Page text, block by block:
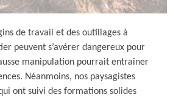
de travail et des outillages à
peuvent s’avérer dangereux pour
manipulation pourrait entraîner
Néanmoins, nos paysagistes
ont suivi des formations solides